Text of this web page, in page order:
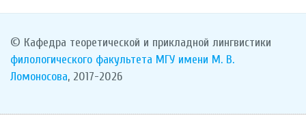
© Кафедра теоретической и прикладной лингвистики
филологического факультета МГУ имени М. В.
Ломоносова, 2017-2026